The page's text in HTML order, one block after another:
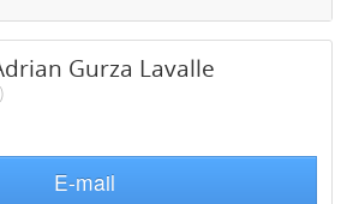
Gurza Lavalle
E-mail